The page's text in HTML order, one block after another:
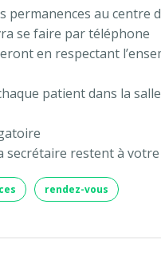
permanences au centre
se faire par téléphone
en respectant
patient dans la
secrétaire restent à
rendez-vous